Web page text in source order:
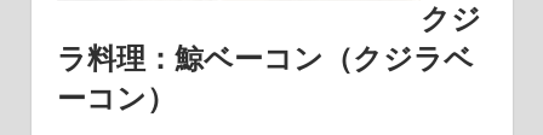
クジ
ラ料理 ： 鯨ベーコン（クジラベ
ーコン）